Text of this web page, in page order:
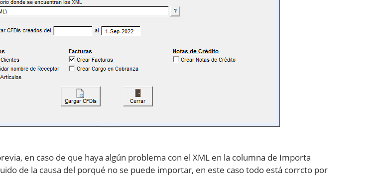
en caso de que haya algún problema con el XML en la columna de Importa
de la causa del porqué no se puede importar, en este caso todo está corrcto por